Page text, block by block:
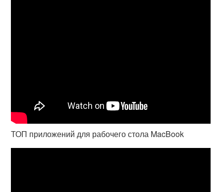
ТОП приложений для рабочего стола MacBook